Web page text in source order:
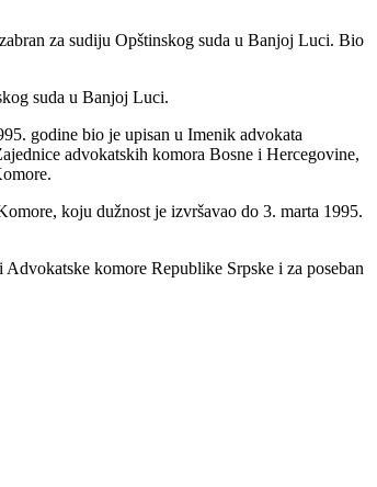
za sudiju Opštinskog suda u Banjoj Luci. Bio
suda u Banjoj Luci.
godine bio je upisan u Imenik advokata
advokatskih komora Bosne i Hercegovine,
koju dužnost je izvršavao do 3. marta 1995.
komore Republike Srpske i za poseban